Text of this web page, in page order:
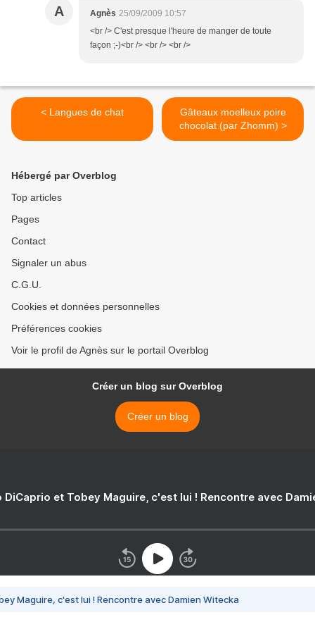
A Agnès 25/09/2009 10:57
<br /> C'est presque l'heure de manger de toute
façon ;-)<br /> <br /> <br />
< Langues de chat
Gâteaux moelleux poire
chocolat (par Zhomm) >
Hébergé par Overblog
Top articles
Pages
Contact
Signaler un abus
C.G.U.
Cookies et données personnelles
Préférences cookies
Voir le profil de Agnès sur le portail Overblog
Créer un blog sur Overblog
Créer un blog
DiCaprio et Tobey Maguire, c'est lui ! Rencontre avec
Maguire, c'est lui ! Rencontre avec Damien Witecka